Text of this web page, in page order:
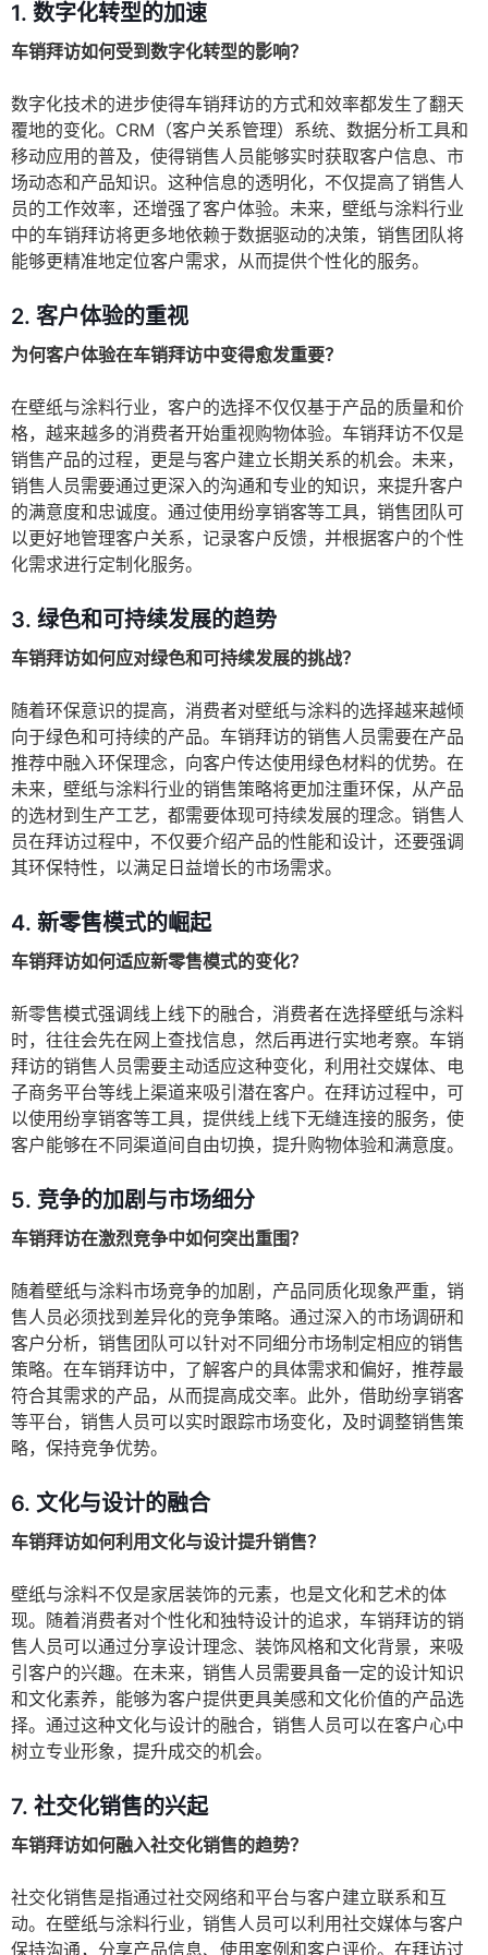
1. 数字化转型的加速
车销拜访如何受到数字化转型的影响？
数字化技术的进步使得车销拜访的方式和效率都发生了翻天
覆地的变化。CRM（客户关系管理）系统、数据分析工具和
移动应用的普及，使得销售人员能够实时获取客户信息、市
场动态和产品知识。这种信息的透明化，不仅提高了销售人
员的工作效率，还增强了客户体验。未来，壁纸与涂料行业
中的车销拜访将更多地依赖于数据驱动的决策，销售团队将
能够更精准地定位客户需求，从而提供个性化的服务。
2. 客户体验的重视
为何客户体验在车销拜访中变得愈发重要？
在壁纸与涂料行业，客户的选择不仅仅基于产品的质量和价
格，越来越多的消费者开始重视购物体验。车销拜访不仅是
销售产品的过程，更是与客户建立长期关系的机会。未来，
销售人员需要通过更深入的沟通和专业的知识，来提升客户
的满意度和忠诚度。通过使用纷享销客等工具，销售团队可
以更好地管理客户关系，记录客户反馈，并根据客户的个性
化需求进行定制化服务。
3. 绿色和可持续发展的趋势
车销拜访如何应对绿色和可持续发展的挑战？
随着环保意识的提高，消费者对壁纸与涂料的选择越来越倾
向于绿色和可持续的产品。车销拜访的销售人员需要在产品
推荐中融入环保理念，向客户传达使用绿色材料的优势。在
未来，壁纸与涂料行业的销售策略将更加注重环保，从产品
的选材到生产工艺，都需要体现可持续发展的理念。销售人
员在拜访过程中，不仅要介绍产品的性能和设计，还要强调
其环保特性，以满足日益增长的市场需求。
4. 新零售模式的崛起
车销拜访如何适应新零售模式的变化？
新零售模式强调线上线下的融合，消费者在选择壁纸与涂料
时，往往会先在网上查找信息，然后再进行实地考察。车销
拜访的销售人员需要主动适应这种变化，利用社交媒体、电
子商务平台等线上渠道来吸引潜在客户。在拜访过程中，可
以使用纷享销客等工具，提供线上线下无缝连接的服务，使
客户能够在不同渠道间自由切换，提升购物体验和满意度。
5. 竞争的加剧与市场细分
车销拜访在激烈竞争中如何突出重围？
随着壁纸与涂料市场竞争的加剧，产品同质化现象严重，销
售人员必须找到差异化的竞争策略。通过深入的市场调研和
客户分析，销售团队可以针对不同细分市场制定相应的销售
策略。在车销拜访中，了解客户的具体需求和偏好，推荐最
符合其需求的产品，从而提高成交率。此外，借助纷享销客
等平台，销售人员可以实时跟踪市场变化，及时调整销售策
略，保持竞争优势。
6. 文化与设计的融合
车销拜访如何利用文化与设计提升销售？
壁纸与涂料不仅是家居装饰的元素，也是文化和艺术的体
现。随着消费者对个性化和独特设计的追求，车销拜访的销
售人员可以通过分享设计理念、装饰风格和文化背景，来吸
引客户的兴趣。在未来，销售人员需要具备一定的设计知识
和文化素养，能够为客户提供更具美感和文化价值的产品选
择。通过这种文化与设计的融合，销售人员可以在客户心中
树立专业形象，提升成交的机会。
7. 社交化销售的兴起
车销拜访如何融入社交化销售的趋势？
社交化销售是指通过社交网络和平台与客户建立联系和互
动。在壁纸与涂料行业，销售人员可以利用社交媒体与客户
保持沟通，分享产品信息、使用案例和客户评价。在拜访过